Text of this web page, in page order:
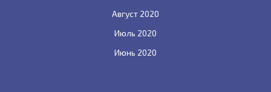
Август 2020
Июль 2020
Июнь 2020